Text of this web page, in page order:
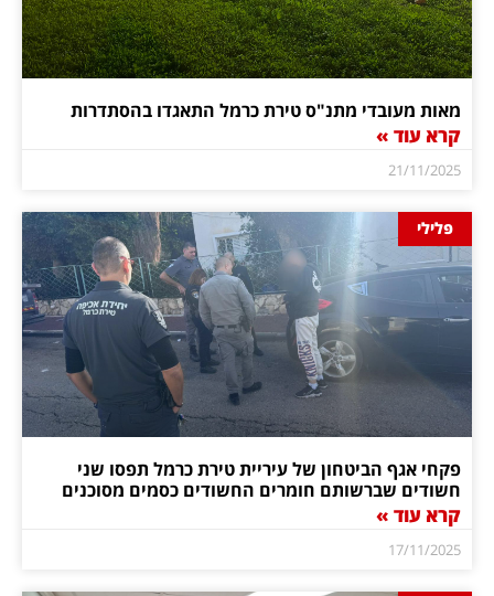
מאות מעובדי מתנ"ס טירת כרמל התאגדו בהסתדרות
קרא עוד »
21/11/2025
פלילי
פקחי אגף הביטחון של עיריית טירת כרמל תפסו שני
חשודים שברשותם חומרים החשודים כסמים מסוכנים
קרא עוד »
17/11/2025